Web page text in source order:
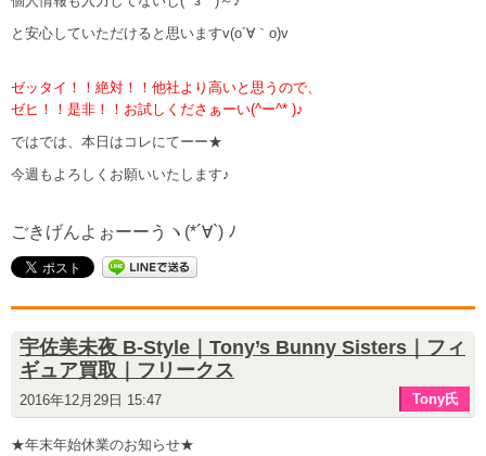
と安心していただけると思いますv(o´∀｀o)v
ゼッタイ！！絶対！！他社より高いと思うので、
ゼヒ！！是非！！お試しくださぁーい(^ー^* )♪
ではでは、本日はコレにてーー★
今週もよろしくお願いいたします♪
ごきげんよぉーーうヽ(*´∀`) ﾉ
宇佐美未夜 B-Style｜Tony’s Bunny Sisters｜フィ
ギュア買取｜フリークス
2016年12月29日 15:47 Tony氏
★年末年始休業のお知らせ★